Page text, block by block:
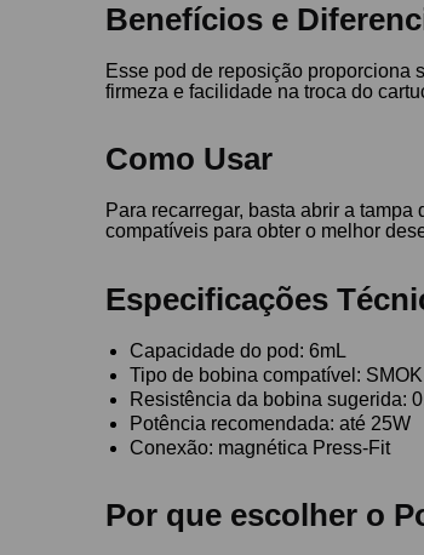
Benefícios e
Esse pod de reposição proporciona
firmeza e facilidade na troca do
Como Usar
Para recarregar, basta abrir a
compatíveis para obter o melhor
Especificações
Capacidade do pod: 6mL
Tipo de bobina compatível:
Resistência da bobina sugerida:
Potência recomendada: até 25W
Conexão: magnética Press-Fit
Por que escolher o